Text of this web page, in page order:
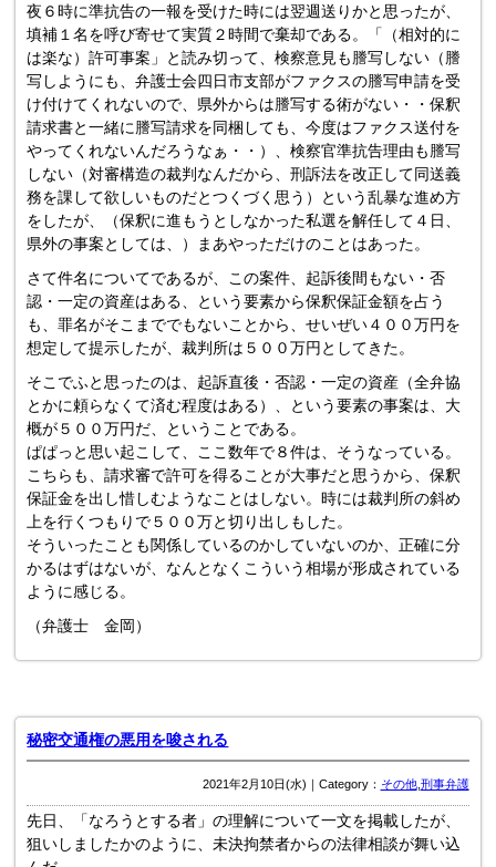
夜６時に準抗告の一報を受けた時には翌週送りかと思ったが、
填補１名を呼び寄せて実質２時間で棄却である。「（相対的に
は楽な）許可事案」と読み切って、検察意見も謄写しない（謄
写しようにも、弁護士会四日市支部がファクスの謄写申請を受
け付けてくれないので、県外からは謄写する術がない・・保釈
請求書と一緒に謄写請求を同梱しても、今度はファクス送付を
やってくれないんだろうなぁ・・）、検察官準抗告理由も謄写
しない（対審構造の裁判なんだから、刑訴法を改正して同送義
務を課して欲しいものだとつくづく思う）という乱暴な進め方
をしたが、（保釈に進もうとしなかった私選を解任して４日、
県外の事案としては、）まあやっただけのことはあった。
さて件名についてであるが、この案件、起訴後間もない・否
認・一定の資産はある、という要素から保釈保証金額を占う
も、罪名がそこまででもないことから、せいぜい４００万円を
想定して提示したが、裁判所は５００万円としてきた。
そこでふと思ったのは、起訴直後・否認・一定の資産（全弁協
とかに頼らなくて済む程度はある）、という要素の事案は、大
概が５００万円だ、ということである。
ぱぱっと思い起こして、ここ数年で８件は、そうなっている。
こちらも、請求審で許可を得ることが大事だと思うから、保釈
保証金を出し惜しむようなことはしない。時には裁判所の斜め
上を行くつもりで５００万と切り出しもした。
そういったことも関係しているのかしていないのか、正確に分
かるはずはないが、なんとなくこういう相場が形成されている
ように感じる。
（弁護士 金岡）
秘密交通権の悪用を唆される
2021年2月10日(水)｜Category： その他, 刑事弁護
先日、「なろうとする者」の理解について一文を掲載したが、
狙いしましたかのように、未決拘禁者からの法律相談が舞い込